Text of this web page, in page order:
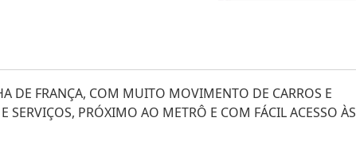
DE FRANÇA, COM MUITO MOVIMENTO DE CARROS E
SERVIÇOS, PRÓXIMO AO METRÔ E COM FÁCIL ACESSO ÀS